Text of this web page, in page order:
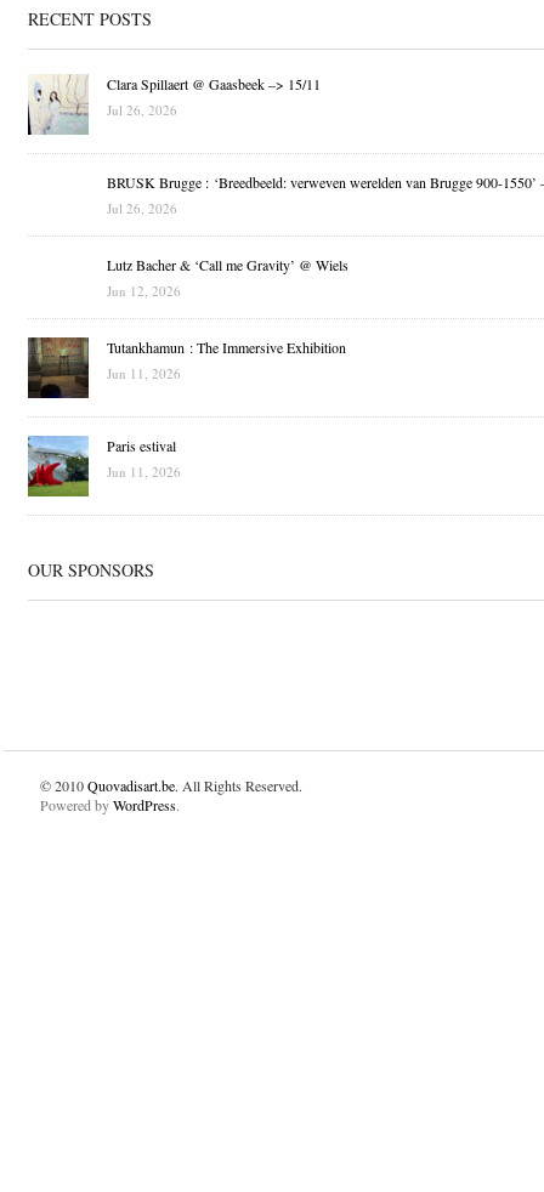
RECENT POSTS
Clara Spillaert @ Gaasbeek –> 15/11
Jul 26, 2026
BRUSK Brugge : ‘Breedbeeld: verweven werelden van Brugge 900-1550’
Jul 26, 2026
Lutz Bacher & ‘Call me Gravity’ @ Wiels
Jun 12, 2026
Tutankhamun : The Immersive Exhibition
Jun 11, 2026
Paris estival
Jun 11, 2026
OUR SPONSORS
© 2010Quovadisart.be. All Rights Reserved.
Powered byWordPress.